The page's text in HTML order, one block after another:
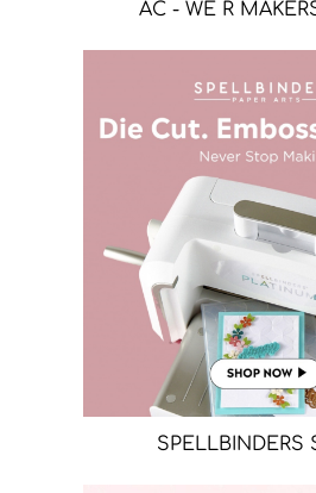
AC - WE R
SPELLBINDERS